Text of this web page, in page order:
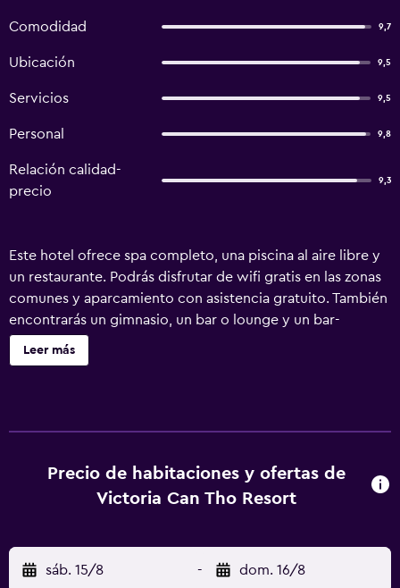
Comodidad 9,7
Ubicación 9,5
Servicios 9,5
Personal 9,8
Relación calidad-
precio
9,3
Este hotel ofrece spa completo, una piscina al aire libre y
un restaurante. Podrás disfrutar de wifi gratis en las zonas
comunes y aparcamiento con asistencia gratuito. También
encontrarás un gimnasio, un bar o lounge y un bar-
cafetería. Victoria Can Tho Resort ofrece 92 alojamientos
con aire acondicionado, minibar y caja fuerte. Se ofrece
servicios para las personas de negocios incluyen
escritorio y teléfono. Las habitaciones también incluyen
piscina al aire libre y piscina infantil. Otros servicios de
ocio y esparcimiento incluyen sauna y gimnasio.
Leer más
Precio de habitaciones y ofertas de
Victoria Can Tho Resort
sáb. 15/8 - dom. 16/8